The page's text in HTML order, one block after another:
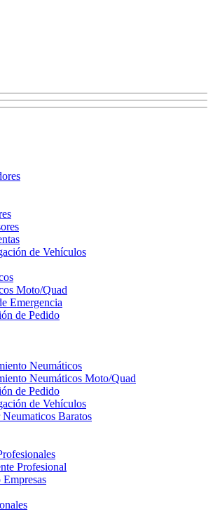
de Vehículos
Moto/Quad
Emergencia
de Pedido
Neumáticos
Neumáticos Moto/Quad
de Pedido
de Vehículos
Baratos
Profesional